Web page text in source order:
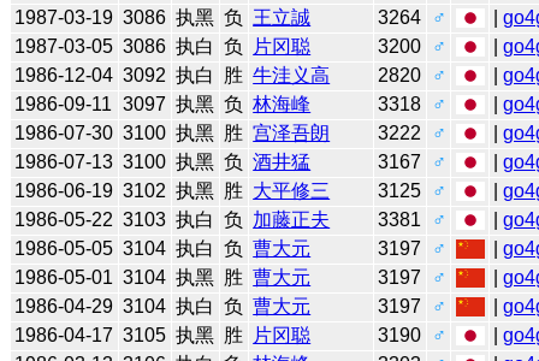
1987-03-19 3086 执黑 负 王立誠 3264 ♂ |
1987-03-05 3086 执白 负 片冈聪 3200 ♂ |
1986-12-04 3092 执白 胜 牛洼义高 2820 ♂ |
1986-09-11 3097 执黑 负 林海峰 3318 ♂ |
1986-07-30 3100 执黑 胜 宫泽吾朗 3222 ♂ |
1986-07-13 3100 执黑 负 酒井猛 3167 ♂ |
1986-06-19 3102 执黑 胜 大平修三 3125 ♂ |
1986-05-22 3103 执白 负 加藤正夫 3381 ♂ |
1986-05-05 3104 执白 负 曹大元 3197 ♂ |
1986-05-01 3104 执黑 胜 曹大元 3197 ♂ |
1986-04-29 3104 执白 负 曹大元 3197 ♂ |
1986-04-17 3105 执黑 胜 片冈聪 3190 ♂ |